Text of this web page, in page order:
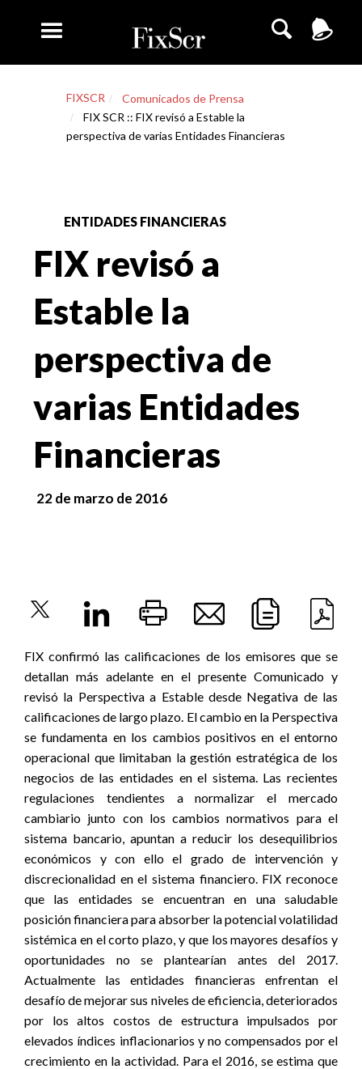
FIXSCR
Comunicados de Prensa
FIX SCR :: FIX revisó a Estable la
perspectiva de varias Entidades Financieras
ENTIDADES FINANCIERAS
FIX revisó a
Estable la
perspectiva de
varias Entidades
Financieras
22 de marzo de 2016
FIX confirmó las calificaciones de los emisores que se
detallan más adelante en el presente Comunicado y
revisó la Perspectiva a Estable desde Negativa de las
calificaciones de largo plazo. El cambio en la Perspectiva
se fundamenta en los cambios positivos en el entorno
operacional que limitaban la gestión estratégica de los
negocios de las entidades en el sistema. Las recientes
regulaciones tendientes a normalizar el mercado
cambiario junto con los cambios normativos para el
sistema bancario, apuntan a reducir los desequilibrios
económicos y con ello el grado de intervención y
discrecionalidad en el sistema financiero. FIX reconoce
que las entidades se encuentran en una saludable
posición financiera para absorber la potencial volatilidad
sistémica en el corto plazo, y que los mayores desafíos y
oportunidades no se plantearían antes del 2017.
Actualmente las entidades financieras enfrentan el
desafío de mejorar sus niveles de eficiencia, deteriorados
por los altos costos de estructura impulsados por
elevados índices inflacionarios y no compensados por el
crecimiento en la actividad. Para el 2016, se estima que